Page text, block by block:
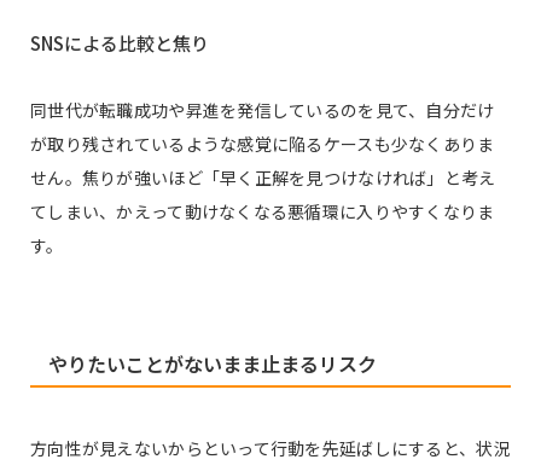
SNSによる比較と焦り
同世代が転職成功や昇進を発信しているのを見て、自分だけ
が取り残されているような感覚に陥るケースも少なくありま
せん。焦りが強いほど「早く正解を見つけなければ」と考え
てしまい、かえって動けなくなる悪循環に入りやすくなりま
す。
やりたいことがないまま止まるリスク
方向性が見えないからといって行動を先延ばしにすると、状況